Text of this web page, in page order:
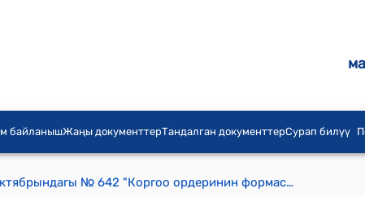
байланышЖаңы документтерТандалган документтерСурап билүү
КР Өкмөтүнүн 2017-жылдын 3-октябрындагы № 642 "Коргоо ордеринин формасын бекитүү жөнүндө" токтому